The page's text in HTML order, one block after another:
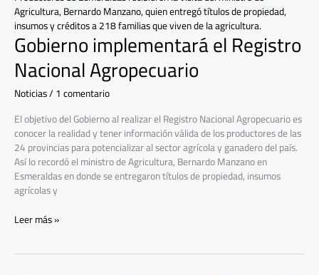
Gobierno implementará el Registro
Nacional Agropecuario
Noticias/1 comentario
El objetivo del Gobierno al realizar el Registro Nacional Agropecuario es
conocer la realidad y tener información válida de los productores de las
24 provincias para potencializar al sector agrícola y ganadero del país.
Así lo recordó el ministro de Agricultura, Bernardo Manzano en
Esmeraldas en donde se entregaron títulos de propiedad, insumos
agrícolas y
Leer más »
Agricultura, Bernardo Manzano, quien entregó títulos de propiedad,
insumos y créditos a 218 familias que viven de la agricultura.